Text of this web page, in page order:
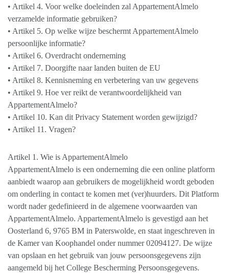
• Artikel 4. Voor welke doeleinden zal AppartementAlmelo
verzamelde informatie gebruiken?
• Artikel 5. Op welke wijze beschermt AppartementAlmelo
persoonlijke informatie?
• Artikel 6. Overdracht onderneming
• Artikel 7. Doorgifte naar landen buiten de EU
• Artikel 8. Kennisneming en verbetering van uw gegevens
• Artikel 9. Hoe ver reikt de verantwoordelijkheid van
AppartementAlmelo?
• Artikel 10. Kan dit Privacy Statement worden gewijzigd?
• Artikel 11. Vragen?
Artikel 1. Wie is AppartementAlmelo
AppartementAlmelo is een onderneming die een online platform
aanbiedt waarop aan gebruikers de mogelijkheid wordt geboden
om onderling in contact te komen met (ver)huurders. Dit Platform
wordt nader gedefinieerd in de algemene voorwaarden van
AppartementAlmelo. AppartementAlmelo is gevestigd aan het
Oosterland 6, 9765 BM in Paterswolde, en staat ingeschreven in
de Kamer van Koophandel onder nummer 02094127. De wijze
van opslaan en het gebruik van jouw persoonsgegevens zijn
aangemeld bij het College Bescherming Persoonsgegevens.